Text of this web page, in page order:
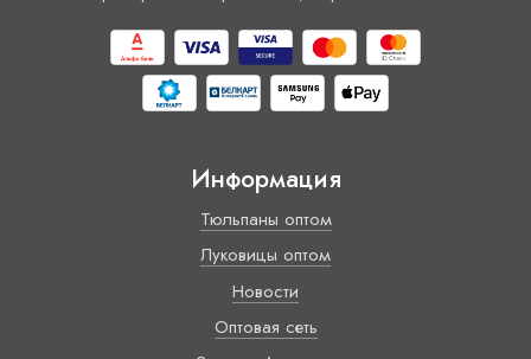
Информация
Тюльпаны оптом
Луковицы оптом
Новости
Оптовая сеть